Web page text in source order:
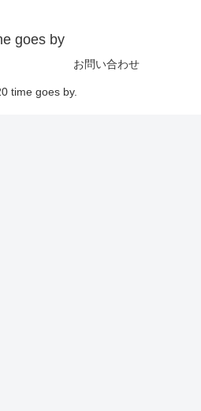
goes by
お問い合わせ
time goes by.